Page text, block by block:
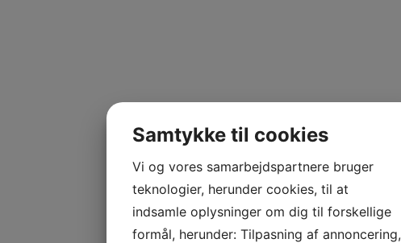
Samtykke til cookies
Vi og vores samarbejdspartnere bruger
teknologier, herunder cookies, til at
indsamle oplysninger om dig til forskellige
formål, herunder: Tilpasning af annoncering,